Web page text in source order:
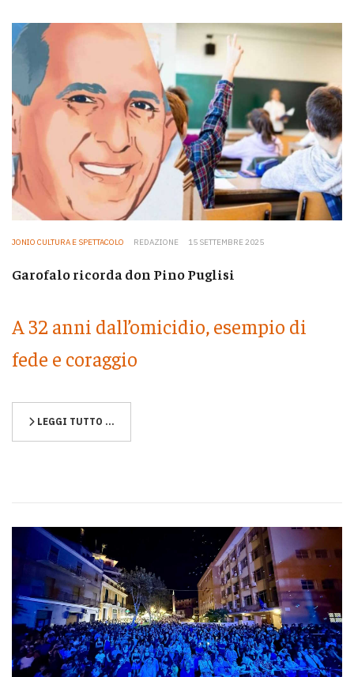
JONIO CULTURA E SPETTACOLO REDAZIONE 15 SETTEMBRE 2025
Garofalo ricorda don Pino Puglisi
A 32 anni dall’omicidio, esempio di
fede e coraggio
LEGGI TUTTO …